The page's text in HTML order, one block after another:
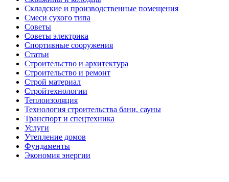
Складские и производственные помещения
Смеси сухого типа
Советы
Советы электрика
Спортивные сооружения
Статьи
Строительство и архитектура
Строительство и ремонт
Строй материал
Стройтехнологии
Теплоизоляция
Технология строительства бани, сауны
Транспорт и спецтехника
Услуги
Утепление домов
Фундаменты
Экономия энергии